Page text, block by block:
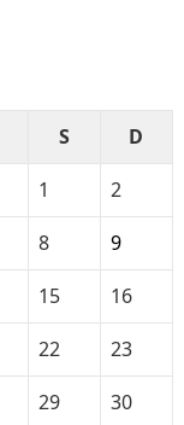
S
D
1
2
8
9
15
16
22
23
29
30